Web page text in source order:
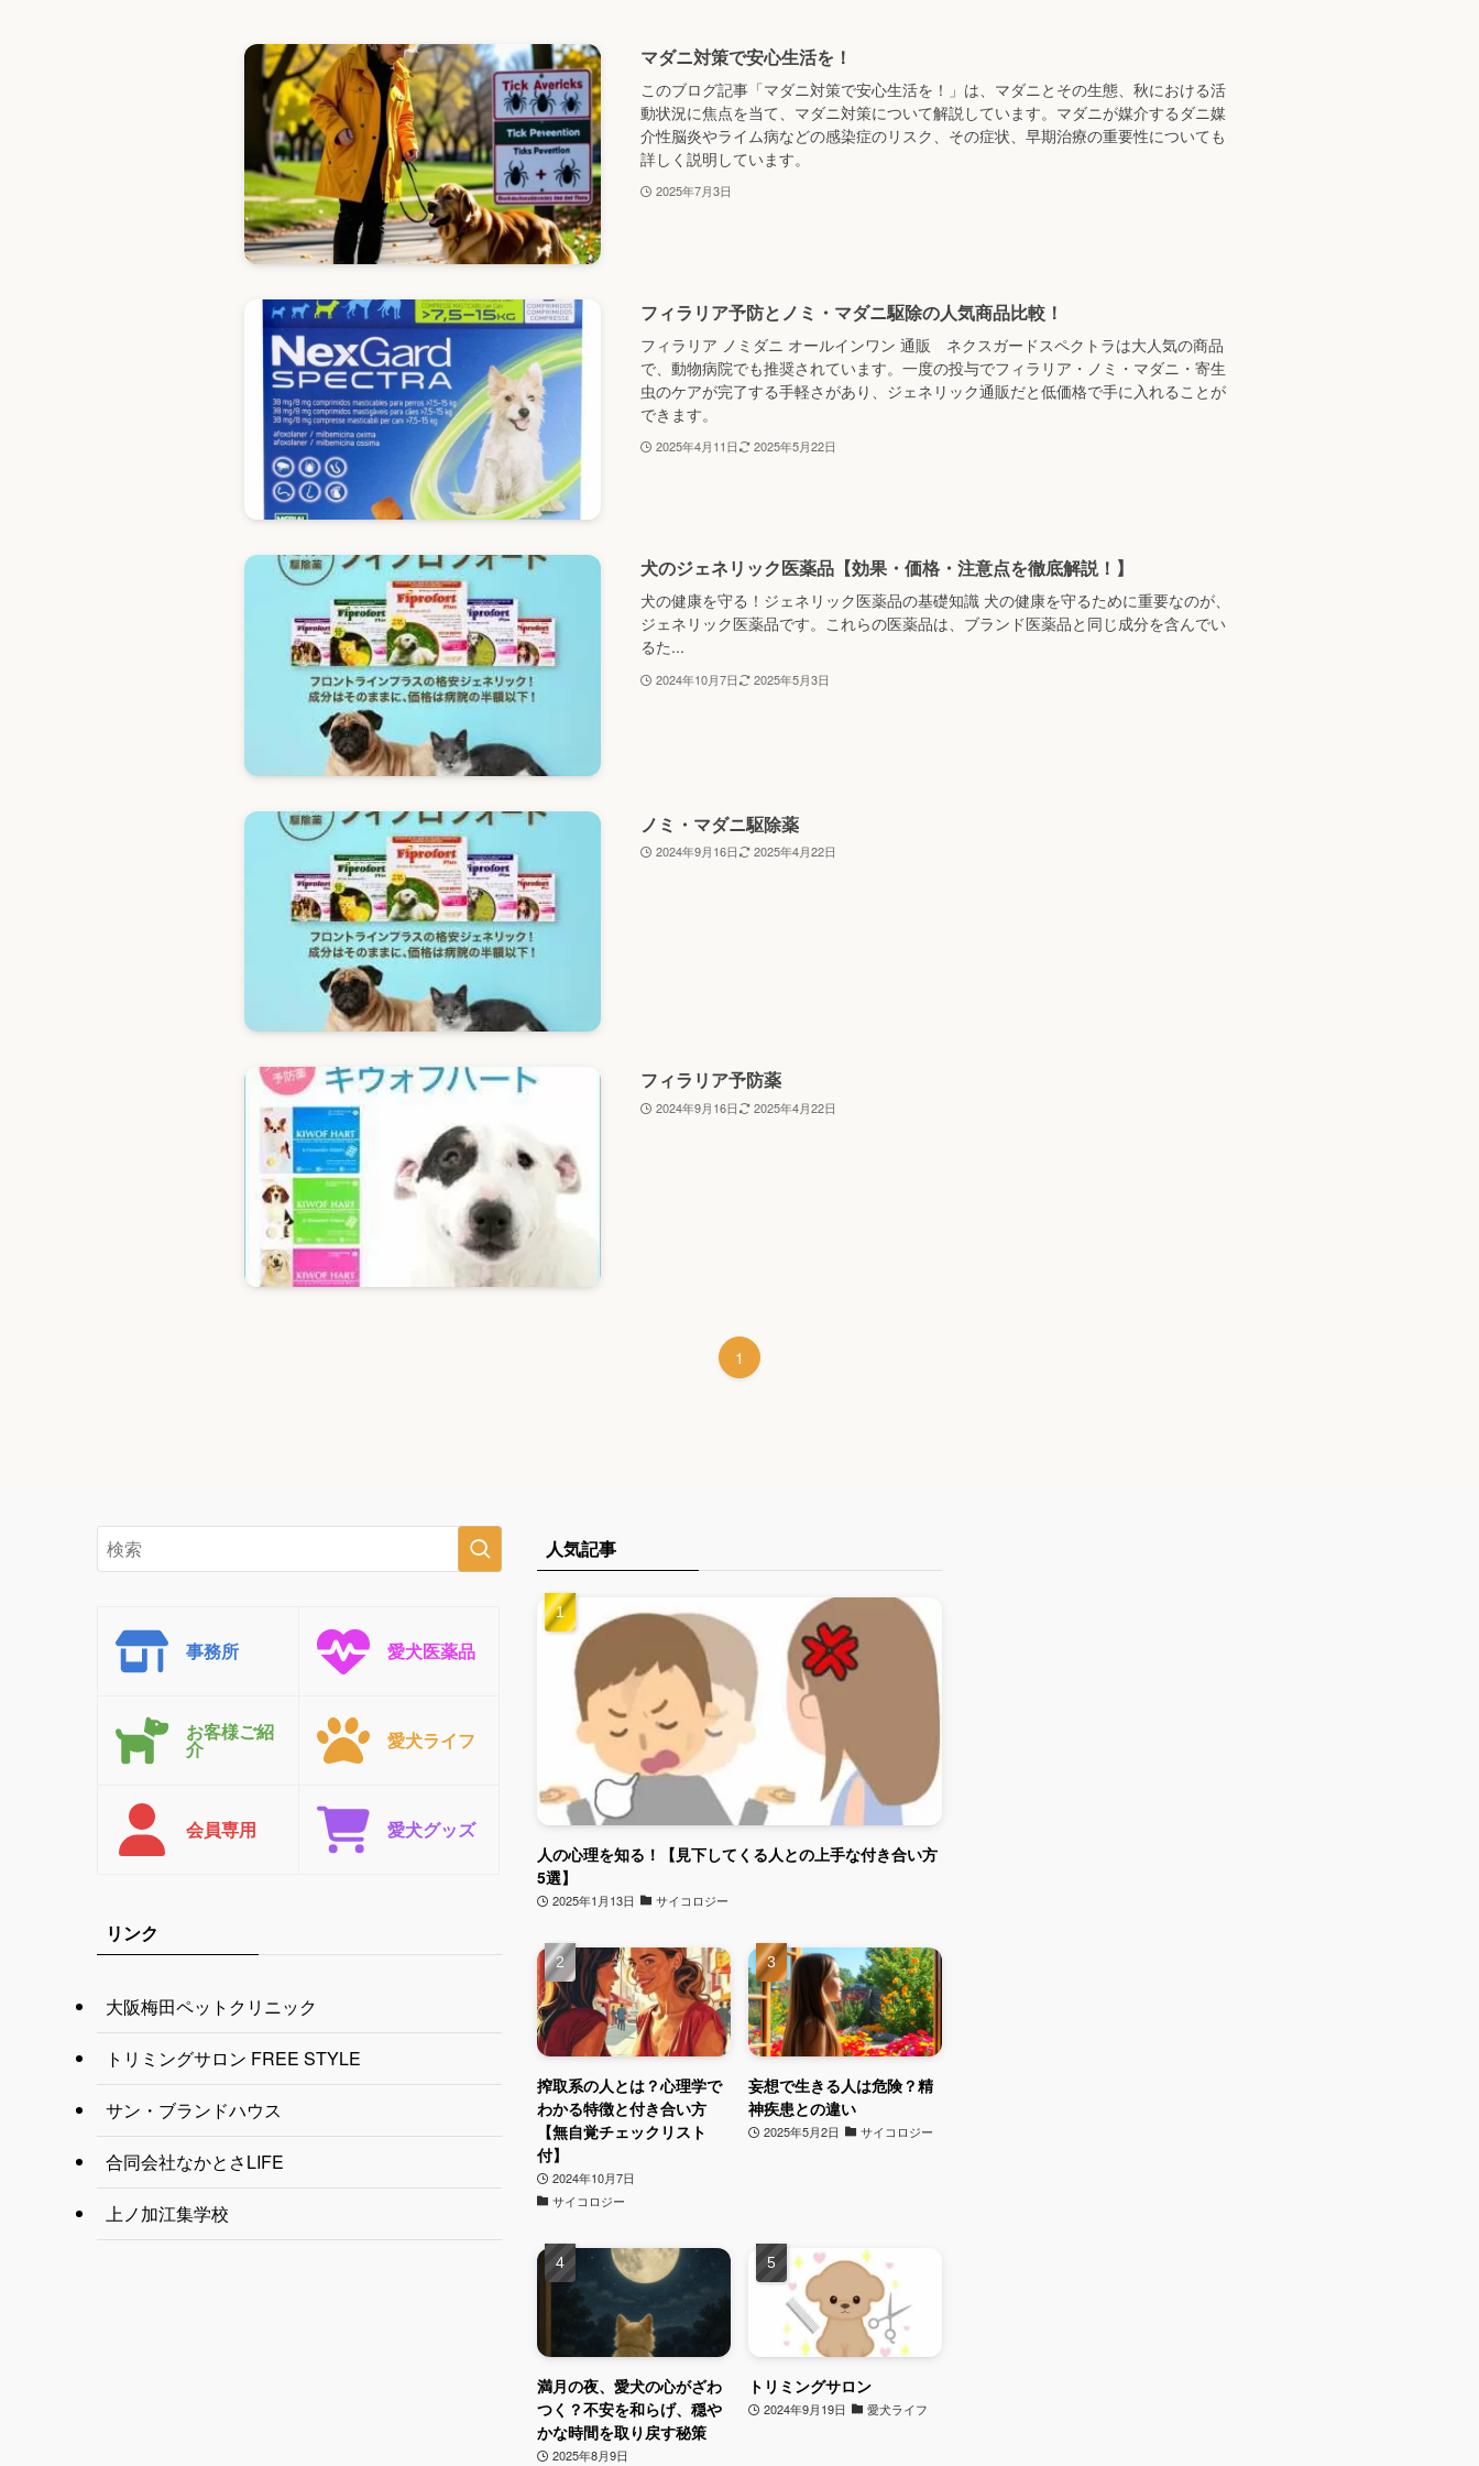
マダニ対策で安心生活を！
このブログ記事「マダニ対策で安心生活を！」は、マダニとその生態、秋における活
動状況に焦点を当て、マダニ対策について解説しています。マダニが媒介するダニ媒
介性脳炎やライム病などの感染症のリスク、その症状、早期治療の重要性についても
詳しく説明しています。
2025年7月3日
フィラリア予防とノミ・マダニ駆除の人気商品比較！
フィラリア ノミダニ オールインワン 通販 ネクスガードスペクトラは大人気の商品
で、動物病院でも推奨されています。一度の投与でフィラリア・ノミ・マダニ・寄生
虫のケアが完了する手軽さがあり、ジェネリック通販だと低価格で手に入れることが
できます。
2025年4月11日 2025年5月22日
犬のジェネリック医薬品【効果・価格・注意点を徹底解説！】
犬の健康を守る！ジェネリック医薬品の基礎知識 犬の健康を守るために重要なのが、
ジェネリック医薬品です。これらの医薬品は、ブランド医薬品と同じ成分を含んでい
るた...
2024年10月7日 2025年5月3日
ノミ・マダニ駆除薬
2024年9月16日 2025年4月22日
フィラリア予防薬
2024年9月16日 2025年4月22日
1
事務所 愛犬医薬品
お客様ご紹
介 愛犬ライフ
会員専用 愛犬グッズ
リンク
大阪梅田ペットクリニック
トリミングサロン FREE STYLE
サン・ブランドハウス
合同会社なかとさLIFE
上ノ加江集学校
人気記事
人の心理を知る！【見下してくる人との上手な付き合い方
5選】
2025年1月13日 サイコロジー
搾取系の人とは？心理学で
わかる特徴と付き合い方
【無自覚チェックリスト
付】
2024年10月7日
サイコロジー
妄想で生きる人は危険？精
神疾患との違い
2025年5月2日 サイコロジー
満月の夜、愛犬の心がざわ
つく？不安を和らげ、穏や
かな時間を取り戻す秘策
2025年8月9日
トリミングサロン
2024年9月19日 愛犬ライフ